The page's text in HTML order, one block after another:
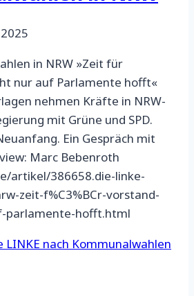
in NRW »Zeit für
nur auf Parlamente hofft«
nehmen Kräfte in NRW-
mit Grüne und SPD.
Ein Gespräch mit
Marc Bebenroth
artikel/386658.die-linke-
zeit-f%C3%BCr-vorstand-
parlamente-hofft.html
LINKE nach Kommunalwahlen